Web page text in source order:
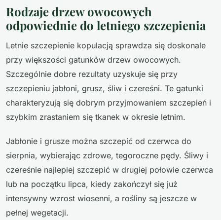
Rodzaje drzew owocowych
odpowiednie do letniego szczepienia
Letnie szczepienie kopulacją sprawdza się doskonale
przy większości gatunków drzew owocowych.
Szczególnie dobre rezultaty uzyskuje się przy
szczepieniu jabłoni, grusz, śliw i czereśni. Te gatunki
charakteryzują się dobrym przyjmowaniem szczepień i
szybkim zrastaniem się tkanek w okresie letnim.
Jabłonie i grusze można szczepić od czerwca do
sierpnia, wybierając zdrowe, tegoroczne pędy. Śliwy i
czereśnie najlepiej szczepić w drugiej połowie czerwca
lub na początku lipca, kiedy zakończył się już
intensywny wzrost wiosenni, a rośliny są jeszcze w
pełnej wegetacji.